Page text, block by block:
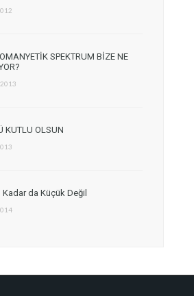
SPEKTRUM BİZE NE
KUTLU OLSUN
da Küçük Değil